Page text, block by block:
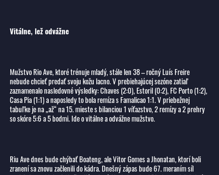
Vitálne, lež odvážne
Mužstvo Rio Ave, ktoré trénuje mladý, stále len 38 – ročný Luís Freire
nebude chcieť predať svoju kožu lacno. V prebiehajúcej sezóne zatiaľ
zaznamenalo nasledovné výsledky: Chaves (2:0), Estoril (0:2), FC Porto (1:2),
Casa Pia (1:1) a naposledy to bola remíza s Famalicao 1:1. V priebežnej
tabuľke je na „až“ na 15. mieste s bilanciou 1 víťazstvo, 2 remízy a 2 prehry
so skóre 5:6 a 5 bodmi. Ide o vitálne a odvážne mužstvo.
Riu Ave dnes bude chýbať Boateng, ale Vitor Gomes a Jhonatan, ktorí boli
zranení sa znovu začlenili do kádra. Dnešný zápas bude 67. meraním síl